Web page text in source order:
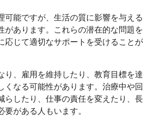
可能ですが、生活の質に影響を与える
があります。これらの潜在的な問題を
応じて適切なサポートを受けることが
り、雇用を維持したり、教育目標を達
くなる可能性があります。治療中や回
らしたり、仕事の責任を変えたり、長
がある人もいます。